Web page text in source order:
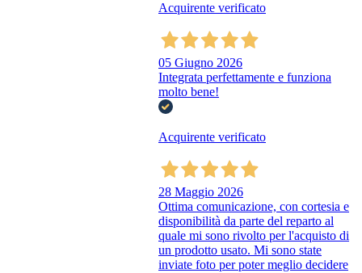
Acquirente verificato
05 Giugno 2026
Integrata perfettamente e funziona
molto bene!
Acquirente verificato
28 Maggio 2026
Ottima comunicazione, con cortesia e
disponibilità da parte del reparto al
quale mi sono rivolto per l'acquisto di
un prodotto usato. Mi sono state
inviate foto per poter meglio decidere